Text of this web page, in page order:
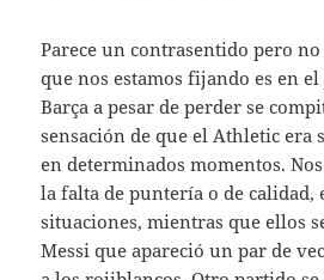
Parece un contrasentido pero
que nos estamos fijando es en
Barça a pesar de perder se
sensación de que el Athletic era
en determinados momentos.
la falta de puntería o de calidad,
situaciones, mientras que ellos
Messi que apareció un par de